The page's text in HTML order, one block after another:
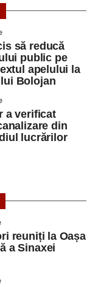
intensitatea
în contextul
Bolojan
Roșie găzduiește
„CicloAventurier
Camp
Sebeș
apreciat de
cadrul taberei, iar
îndelungate.
să reducă
public pe
apelului la
Bolojan
a verificat
din
lucrărilor
reuniți la Oașa
a Sinaxei